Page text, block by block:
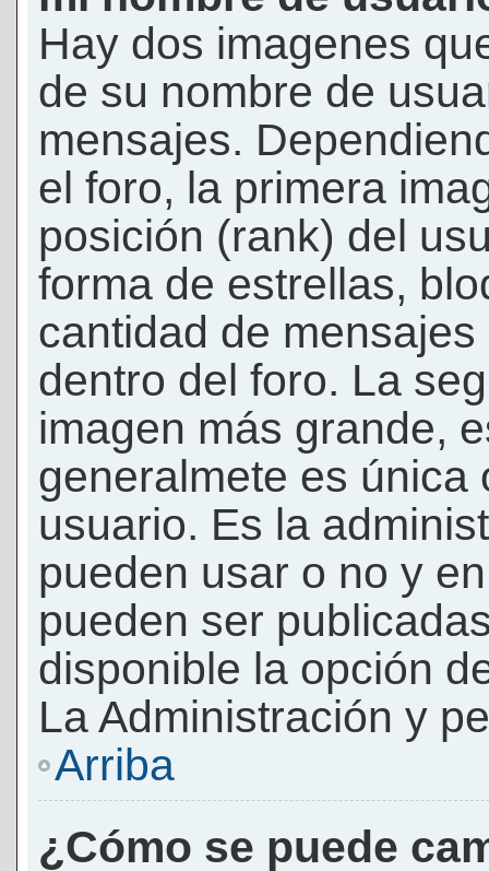
Hay dos imagenes
de su nombre de
mensajes.
el foro, la primera
posición (rank) del
forma de estrellas,
cantidad de
dentro del foro. La
imagen más grande,
generalmete es única
usuario. Es la
pueden usar o no y
pueden ser
disponible la opción
La Administración y
Arriba
¿Cómo se puede